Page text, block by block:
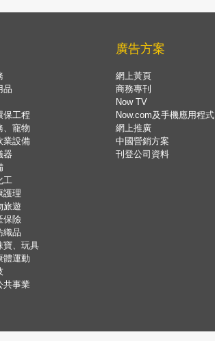
品
保工程
、寵物
業設備
器
工
護理
旅遊
保險
織品
寶、玩具
體運動
共事業
廣告方案
網上黃頁
商務專刊
Now TV
Now.com及手機應用程式
網上推廣
中國營銷方案
刊登公司資料